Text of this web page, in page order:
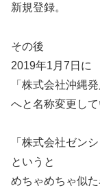
新規登録。
その後
2019年1月7日に
「株式会社沖縄発
へと名称変更して
「株式会社ゼン
というと
めちゃめちゃ似